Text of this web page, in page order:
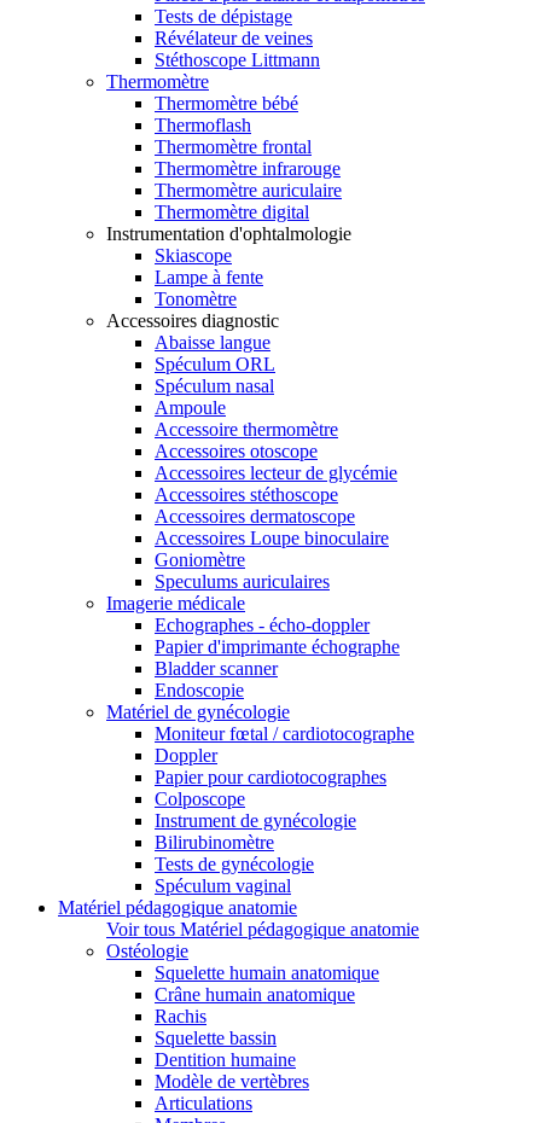
Tests de dépistage
Révélateur de veines
Stéthoscope Littmann
Thermomètre
Thermomètre bébé
Thermoflash
Thermomètre frontal
Thermomètre infrarouge
Thermomètre auriculaire
Thermomètre digital
Instrumentation d'ophtalmologie
Skiascope
Lampe à fente
Tonomètre
Accessoires diagnostic
Abaisse langue
Spéculum ORL
Spéculum nasal
Ampoule
Accessoire thermomètre
Accessoires otoscope
Accessoires lecteur de glycémie
Accessoires stéthoscope
Accessoires dermatoscope
Accessoires Loupe binoculaire
Goniomètre
Speculums auriculaires
Imagerie médicale
Echographes - écho-doppler
Papier d'imprimante échographe
Bladder scanner
Endoscopie
Matériel de gynécologie
Moniteur fœtal / cardiotocographe
Doppler
Papier pour cardiotocographes
Colposcope
Instrument de gynécologie
Bilirubinomètre
Tests de gynécologie
Spéculum vaginal
Matériel pédagogique anatomie
Voir tous Matériel pédagogique anatomie
Ostéologie
Squelette humain anatomique
Crâne humain anatomique
Rachis
Squelette bassin
Dentition humaine
Modèle de vertèbres
Articulations